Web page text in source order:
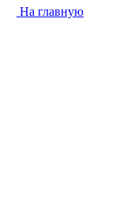
На главную